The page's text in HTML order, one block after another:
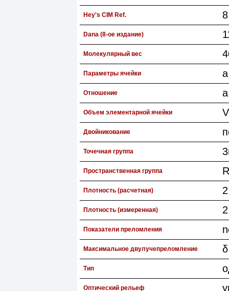
Hey's CIM Ref.
Dana (8-ое издание)
Молекулярный вес
Параметры ячейки
Отношение
Объем элементарной ячейки
Двойникование
Точечная группа
Пространственная группа
Плотность (расчетная)
Плотность (измеренная)
Показатели преломления
Максимальное двулучепреломление
Тип
Оптический рельеф